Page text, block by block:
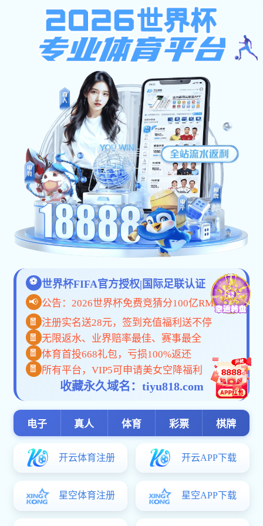
系部概况 新闻动态
系部概况
系部简介
现任领导
机构设置
网站首页 > 系部概况
学院简介
爱体育app注册登录开
术、工业互联网应用等8个